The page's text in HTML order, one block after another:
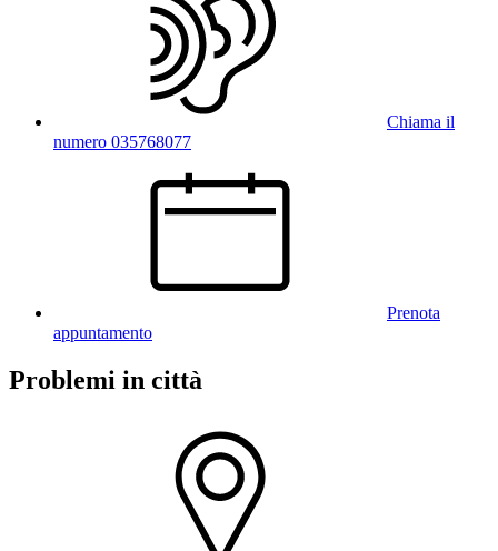
Chiama il
numero 035768077
Prenota
appuntamento
Problemi in città